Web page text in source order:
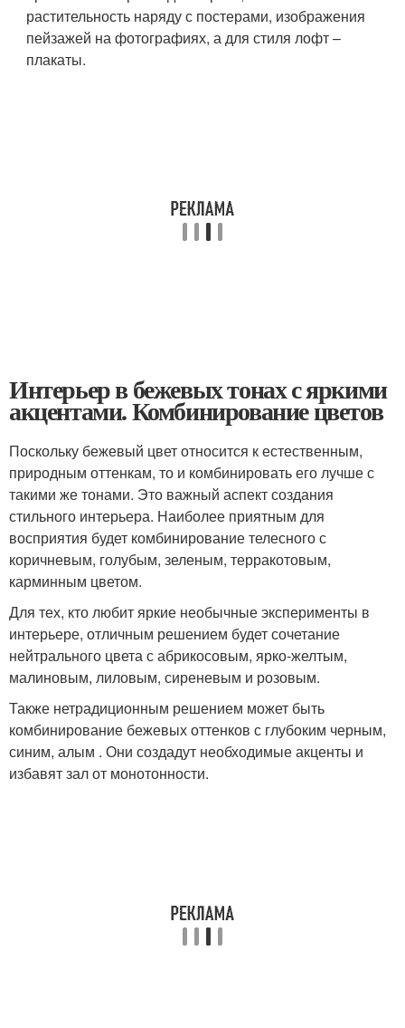
растительность наряду с постерами, изображения
пейзажей на фотографиях, а для стиля лофт –
плакаты.
Интерьер в бежевых тонах с яркими
акцентами. Комбинирование цветов
Поскольку бежевый цвет относится к естественным,
природным оттенкам, то и комбинировать его лучше с
такими же тонами. Это важный аспект создания
стильного интерьера. Наиболее приятным для
восприятия будет комбинирование телесного с
коричневым, голубым, зеленым, терракотовым,
карминным цветом.
Для тех, кто любит яркие необычные эксперименты в
интерьере, отличным решением будет сочетание
нейтрального цвета с абрикосовым, ярко-желтым,
малиновым, лиловым, сиреневым и розовым.
Также нетрадиционным решением может быть
комбинирование бежевых оттенков с глубоким черным,
синим, алым . Они создадут необходимые акценты и
избавят зал от монотонности.